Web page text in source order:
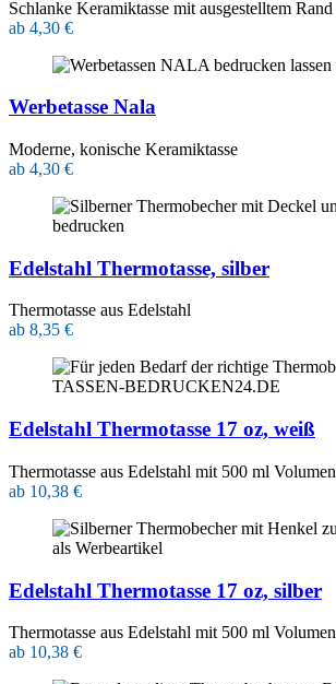
Schlanke Keramiktasse mit ausgestelltem Rand
ab 4,30 €
Werbetasse Nala
Moderne, konische Keramiktasse
ab 4,30 €
Edelstahl Thermotasse, silber
Thermotasse aus Edelstahl
ab 8,35 €
Edelstahl Thermotasse 17 oz, weiß
Thermotasse aus Edelstahl mit 500 ml Volumen
ab 10,38 €
Edelstahl Thermotasse 17 oz, silber
Thermotasse aus Edelstahl mit 500 ml Volumen
ab 10,38 €